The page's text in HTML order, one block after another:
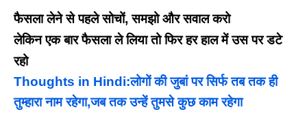
फैसला लेने से पहले सोचों, समझो और सवाल करो
लेकिन एक बार फैसला ले लिया तो फिर हर हाल में उस पर डटे
रहो
Thoughts in Hindi:लोगों की जुबां पर सिर्फ तब तक ही
तुम्हारा नाम रहेगा,जब तक उन्हें तुमसे कुछ काम रहेगा